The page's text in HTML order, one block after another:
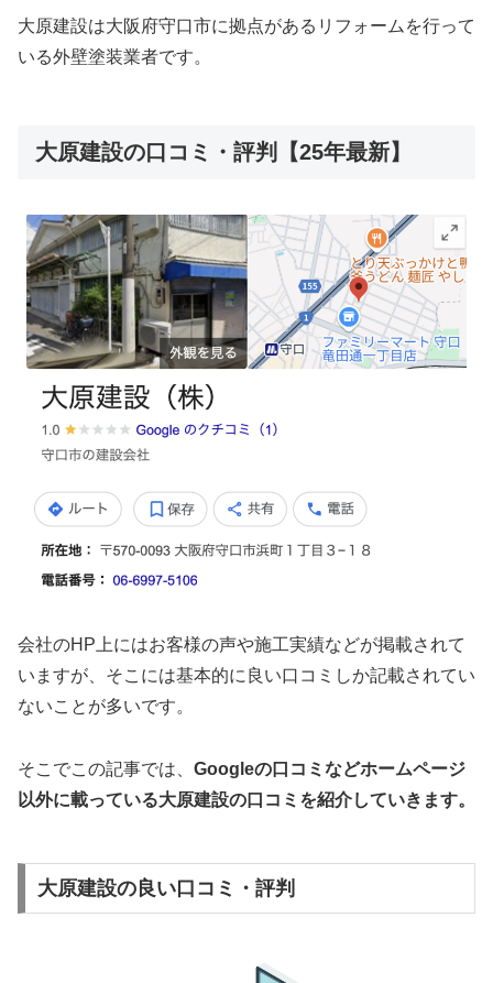
大原建設は大阪府守口市に拠点があるリフォームを行って
いる外壁塗装業者です。
大原建設の口コミ・評判【25年最新】
会社のHP上にはお客様の声や施工実績などが掲載されて
いますが、そこには基本的に良い口コミしか記載されてい
ないことが多いです。
そこでこの記事では、 Googleの口コミなどホームページ
以外に載っている大原建設の口コミを紹介していきます。
大原建設の良い口コミ・評判